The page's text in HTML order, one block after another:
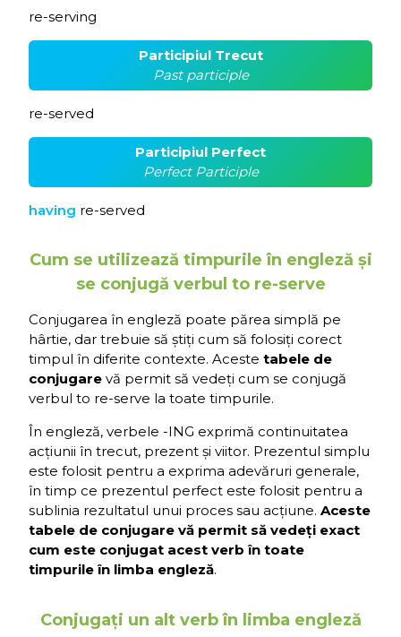
re-serving
Participiul Trecut
Past participle
re-served
Participiul Perfect
Perfect Participle
having re-served
Cum se utilizează timpurile în engleză și
se conjugă verbul to re-serve
Conjugarea în engleză poate părea simplă pe
hârtie, dar trebuie să știți cum să folosiți corect
timpul în diferite contexte. Aceste tabele de
conjugare vă permit să vedeți cum se conjugă
verbul to re-serve la toate timpurile.
În engleză, verbele -ING exprimă continuitatea
acțiunii în trecut, prezent și viitor. Prezentul simplu
este folosit pentru a exprima adevăruri generale,
în timp ce prezentul perfect este folosit pentru a
sublinia rezultatul unui proces sau acțiune. Aceste
tabele de conjugare vă permit să vedeți exact
cum este conjugat acest verb în toate
timpurile în limba engleză.
Conjugați un alt verb în limba engleză